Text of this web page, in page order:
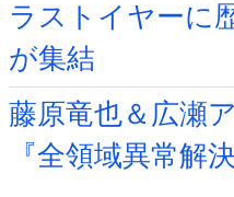
ラストイヤーに
が集結
藤原竜也＆広瀬
『全領域異常解